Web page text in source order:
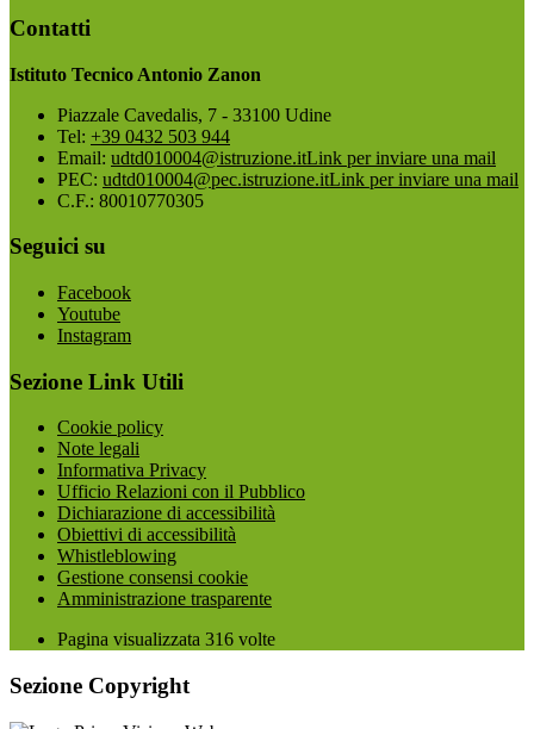
Contatti
Istituto Tecnico Antonio Zanon
Piazzale Cavedalis, 7 - 33100 Udine
Tel: +39 0432 503 944
Email: udtd010004@istruzione.itLink per inviare una mail
PEC: udtd010004@pec.istruzione.itLink per inviare una mail
C.F.: 80010770305
Seguici su
Facebook
Youtube
Instagram
Sezione Link Utili
Cookie policy
Note legali
Informativa Privacy
Ufficio Relazioni con il Pubblico
Dichiarazione di accessibilità
Obiettivi di accessibilità
Whistleblowing
Gestione consensi cookie
Amministrazione trasparente
Pagina visualizzata 316 volte
Sezione Copyright